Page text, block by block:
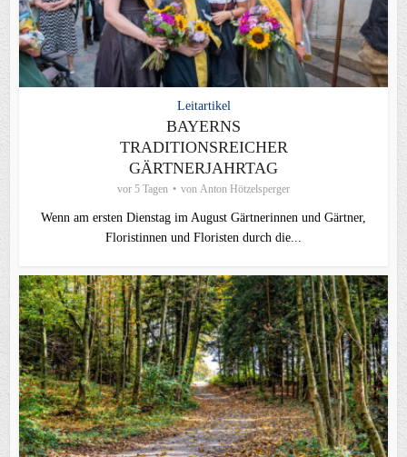
Leitartikel
BAYERNS
TRADITIONSREICHER
GÄRTNERJAHRTAG
vor 5 Tagen von Anton Hötzelsperger
Wenn am ersten Dienstag im August Gärtnerinnen und Gärtner,
Floristinnen und Floristen durch die...